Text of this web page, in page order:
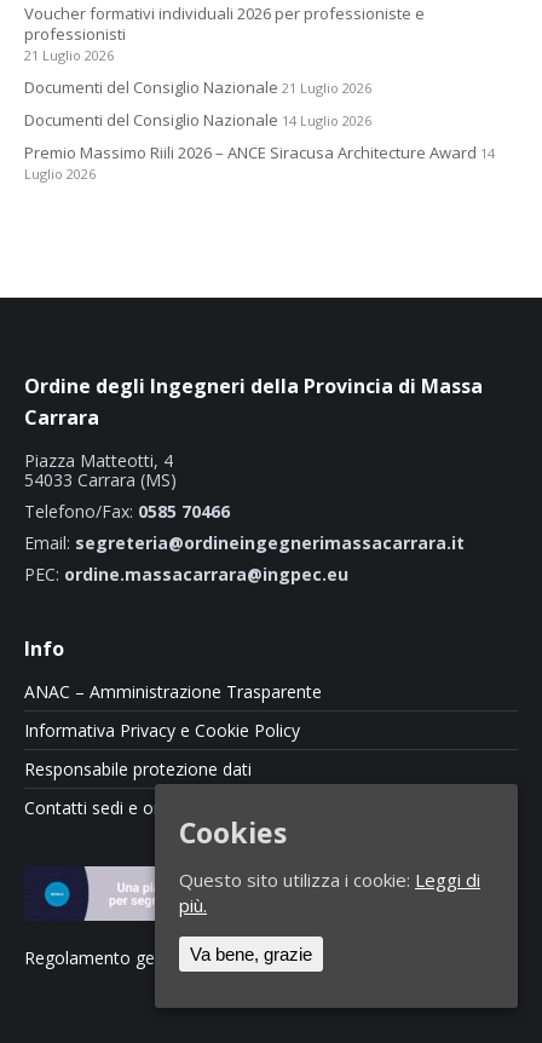
Voucher formativi individuali 2026 per professioniste e
professionisti
21 Luglio 2026
Documenti del Consiglio Nazionale 21 Luglio 2026
Documenti del Consiglio Nazionale 14 Luglio 2026
Premio Massimo Riili 2026 – ANCE Siracusa Architecture Award 14
Luglio 2026
Ordine degli Ingegneri della Provincia di Massa
Carrara
Piazza Matteotti, 4
54033 Carrara (MS)
Telefono/Fax: 0585 70466
Email: segreteria@ordineingegnerimassacarrara.it
PEC: ordine.massacarrara@ingpec.eu
Info
ANAC – Amministrazione Trasparente
Informativa Privacy e Cookie Policy
Responsabile protezione dati
Contatti sedi e orari
Regolamento gestione segnalazioni di illeciti
Cookies
Questo sito utilizza i cookie: Leggi di
più.
Va bene, grazie